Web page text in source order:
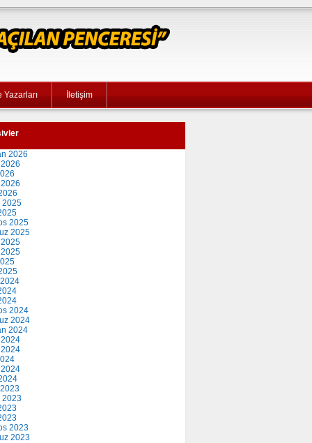
Yazarları İletişim
2026
2026
2025
2025
2025
2025
2024
2024
2024
2024
2023
2023
2023